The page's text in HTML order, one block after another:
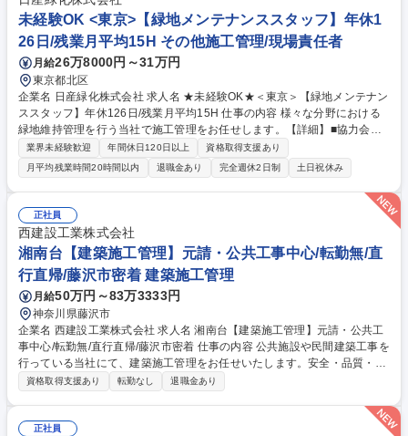
未経験OK <東京>【緑地メンテナンススタッフ】年休1
26日/残業月平均15H その他施工管理/現場責任者
月給26万8000円～31万円
東京都北区
企業名 日産緑化株式会社 求人名 ★未経験OK★＜東京＞【緑地メンテナン
ススタッフ】年休126日/残業月平均15H 仕事の内容 様々な分野における
緑地維持管理を行う当社で施工管理をお任せします。【詳細】■協力会社
への職人手配■安全・品質・工程・予算管理■取引先との業務調整や交渉な
ど 【1日の流れ（例）】 8:30出社（現場直行・朝礼）⇒9:00作業開始（関
連会社が施工を実施しますので、管理業務をお任せします。）⇒16:30帰
社・事務作業（見積作業や報告書作成など）⇒17:30退社 ※現場により、
作業開始・終了時刻に多少の変動がある場合があります。 【働き方】年休
126日/残業月平均13H/年間平均有給日数11日 募集職種 ★未経験OK★＜
東京＞【緑地メンテナンススタッフ】年休126日/残業月平均15H
業界未経験歓迎 年間休日120日以上
資格取得支援あり
月平均残業時間20時間以内
退職金あり 完全週休2日制 土日祝休み
正社員
西建設工業株式会社
湘南台【建築施工管理】元請・公共工事中心/転勤無/直
行直帰/藤沢市密着 建築施工管理
月給50万円～83万3333円
神奈川県藤沢市
企業名 西建設工業株式会社 求人名 湘南台【建築施工管理】元請・公共工
事中心/転勤無/直行直帰/藤沢市密着 仕事の内容 公共施設や民間建築工事を
行っている当社にて、建築施工管理をお任せいたします。安全・品質・工
程・原価の管理を通じ案件の円滑な進行を担っていただきます。地域社会
ける施工計画の策定や現場管理全般（工程・品質・安全・原価管理）をお
任せします。■発注者との打ち合わせや協力会社との調整、各種書類作
資格取得支援あり 転勤なし 退職金あり
正社員